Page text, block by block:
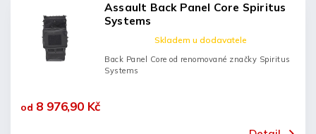
Assault Back Panel Core Spiritus
Systems
Skladem u dodavatele
od 8 976,90 Kč
Back Panel Core od renomované značky Spiritus
Systems